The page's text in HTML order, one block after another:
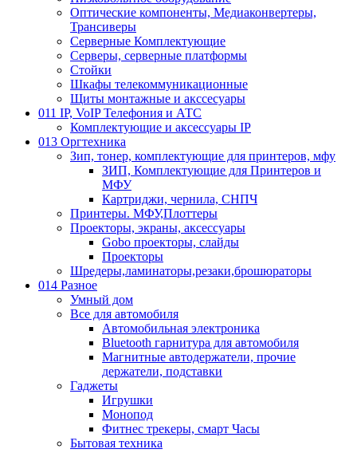
Оптические компоненты, Медиаконвертеры,
Трансиверы
Серверные Комплектующие
Серверы, серверные платформы
Стойки
Шкафы телекоммуникационные
Щиты монтажные и акссесуары
011 IP, VoIP Телефония и АТС
Комплектующие и аксессуары IP
013 Оргтехника
Зип, тонер, комплектующие для принтеров, мфу
ЗИП, Комплектующие для Принтеров и
МФУ
Картриджи, чернила, СНПЧ
Принтеры. МФУ,Плоттеры
Проекторы, экраны, аксессуары
Gobo проекторы, слайды
Проекторы
Шредеры,ламинаторы,резаки,брошюраторы
014 Разное
Умный дом
Все для автомобиля
Автомобильная электроника
Bluetooth гарнитура для автомобиля
Магнитные автодержатели, прочие
держатели, подставки
Гаджеты
Игрушки
Монопод
Фитнес трекеры, смарт Часы
Бытовая техника